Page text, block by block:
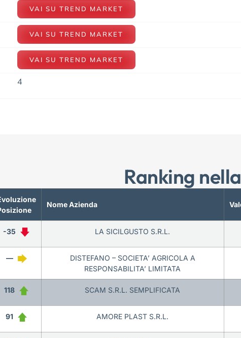
VAI SU TREND MARKET
VAI SU TREND MARKET
VAI SU TREND MARKET
4
Ranking
Nome Azienda
-35 LA SICILGUSTO S.R.L.
—
DISTEFANO – SOCIETA’ AGRICOLA A
RESPONSABILITA’ LIMITATA
118 SCAM S.R.L. SEMPLIFICATA
91 AMORE PLAST S.R.L.